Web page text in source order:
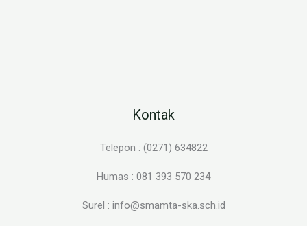
Kontak
Telepon : (0271) 634822
Humas : 081 393 570 234
Surel : info@smamta-ska.sch.id